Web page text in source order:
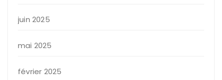
juin 2025
mai 2025
février 2025